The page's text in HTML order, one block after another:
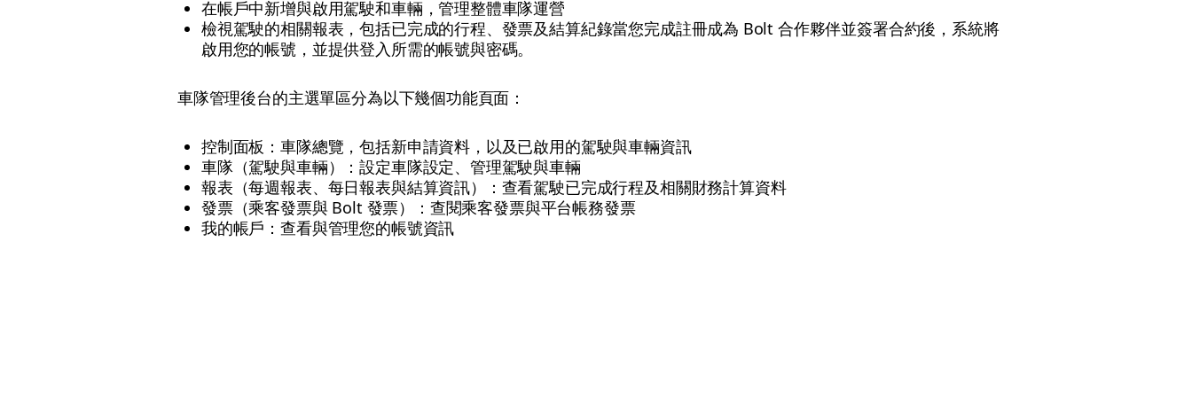
在帳戶中新增與啟用駕駛和車輛，管理整體車隊運營
檢視駕駛的相關報表，包括已完成的行程、發票及結算紀錄當您完成註冊成為 Bolt 合作夥伴並簽署合約後，系統將
啟用您的帳號，並提供登入所需的帳號與密碼。
車隊管理後台的主選單區分為以下幾個功能頁面：
控制面板：車隊總覽，包括新申請資料，以及已啟用的駕駛與車輛資訊
車隊（駕駛與車輛）：設定車隊設定、管理駕駛與車輛
報表（每週報表、每日報表與結算資訊）：查看駕駛已完成行程及相關財務計算資料
發票（乘客發票與 Bolt 發票）：查閱乘客發票與平台帳務發票
我的帳戶：查看與管理您的帳號資訊